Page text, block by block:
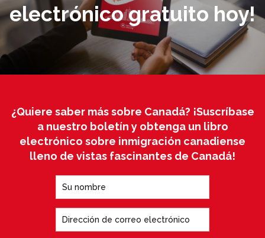
electrónico gratuito hoy!
¿Quiere saber más sobre Canadá? ¡Suscríbase
a nuestro boletín y obtenga un libro
electrónico sobre inmigración canadiense
lleno de vistas fascinantes de Canadá!